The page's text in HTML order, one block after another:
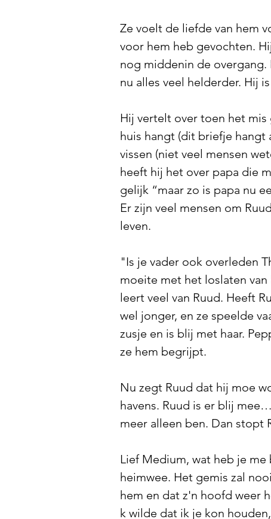
Ze voelt de liefde van hem
voor hem heb gevochten.
nog middenin de
nu alles veel helderder. Hij
Hij vertelt over toen het
huis hangt (dit briefje hangt
vissen (niet veel mensen
heeft hij het over papa die
gelijk “maar zo is papa nu
Er zijn veel mensen om
leven.
"Is je vader ook overleden
moeite met het loslaten
leert veel van Ruud. Heeft
wel jonger, en ze speelde
zusje en is blij met haar.
ze hem begrijpt.
Nu zegt Ruud dat hij moe
havens. Ruud is er blij
meer alleen ben. Dan stopt
Lief Medium, wat heb je
heimwee. Het gemis zal
hem en dat z'n hoofd weer
k wilde dat ik je kon